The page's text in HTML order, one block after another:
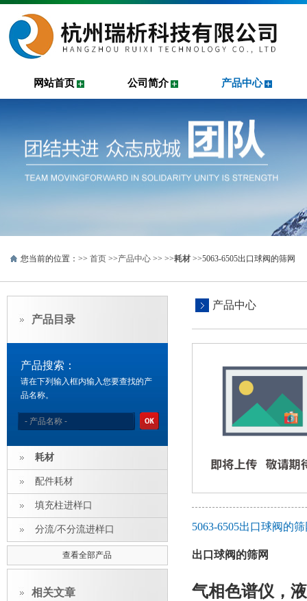
网站首页 公司简介 产品中心
您当前的位置：>> 首页 >>产品中心 >> >>耗材 >>5063-6505出口球阀的筛网
产品目录
产品搜索：
请在下列输入框内输入您要查找的产
品名称。
耗材
配件耗材
填充柱进样口
分流/不分流进样口
查看全部产品
相关文章
产品中心
5063-6505出口球阀的
出口球阀的筛网
气相色谱仪 ，